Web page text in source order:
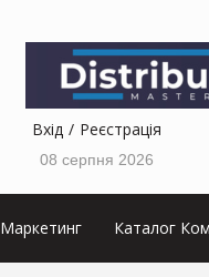
Вхід Реєстрація
08 серпня 2026
Маркетинг Каталог